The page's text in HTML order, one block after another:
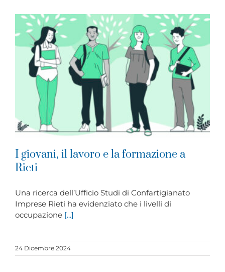
I giovani, il lavoro e la formazione a
Rieti
Una ricerca dell’Ufficio Studi di Confartigianato
Imprese Rieti ha evidenziato che i livelli di
occupazione [...]
24 Dicembre 2024